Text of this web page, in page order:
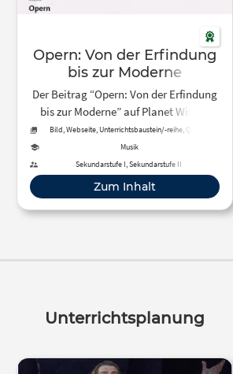
Opern: Von der Erfindung
bis zur Moderne
Der Beitrag “Opern: Von der Erfindung
bis zur Moderne” auf Planet Wissen
gibt einen Überblick über die
Geschichte der Oper von ihrer
Erfindung in der Renaissance bis zur
Gegenwart.
Bild, Webseite, Unterrichtsbaustein/-reihe, Quelle
Musik
Sekundarstufe I, Sekundarstufe II
Zum Inhalt
Unterrichtsplanung